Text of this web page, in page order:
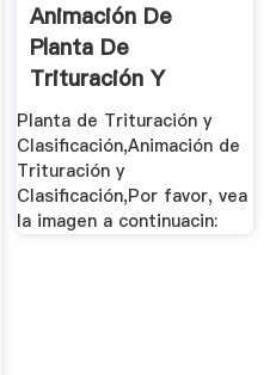
Animación De
Planta De
Trituración Y
Clasificación,El ...
Planta de Trituración y
Clasificación,Animación de
Trituración y
Clasificación,Por favor, vea
la imagen a continuacin: